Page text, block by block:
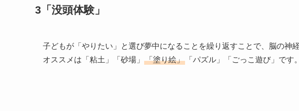
3「没頭体験」
子どもが「やりたい」と選び夢中になることを繰り返すことで、脳の神
オススメは「粘土」「砂場」
「塗り絵」 「パズル」「ごっこ遊び」です。